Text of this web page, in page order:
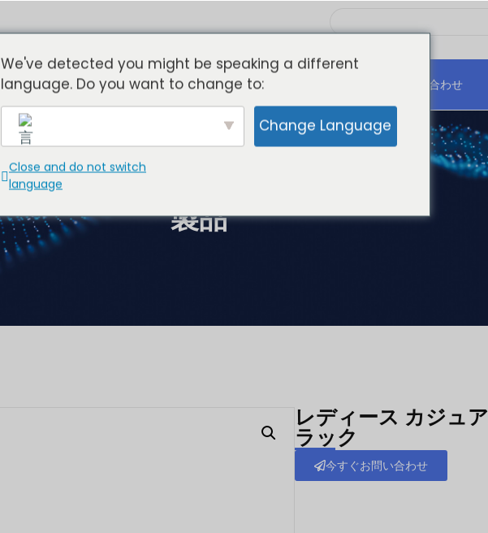
女性 子どもたち 私たちについて お問い合わせ
製品
レディース カジュ
ラック
今すぐお問い合わせ
We've detected you might be speaking a different
language. Do you want to change to:
Change Language
Close and do not switch
language